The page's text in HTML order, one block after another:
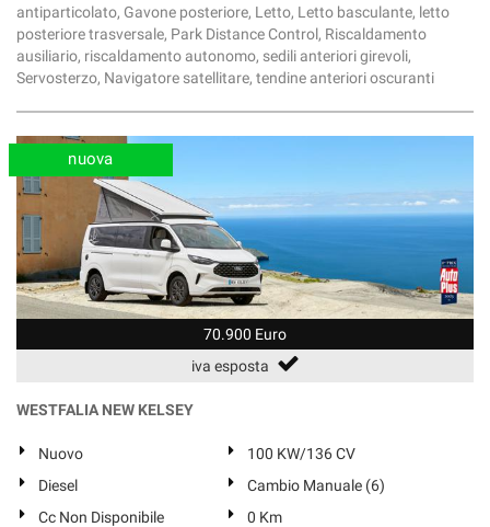
antiparticolato, Gavone posteriore, Letto, Letto basculante, letto
posteriore trasversale, Park Distance Control, Riscaldamento
ausiliario, riscaldamento autonomo, sedili anteriori girevoli,
Servosterzo, Navigatore satellitare, tendine anteriori oscuranti
70.900 Euro
iva esposta
nuova
WESTFALIA NEW KELSEY
Nuovo
100 KW/136 CV
Diesel
Cambio Manuale (6)
Cc Non Disponibile
0 Km